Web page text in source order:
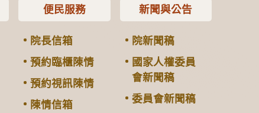
便民服務
院長信箱
預約臨櫃陳情
預約視訊陳情
陳情信箱
新聞與公告
院新聞稿
國家人權委員
會新聞稿
委員會新聞稿